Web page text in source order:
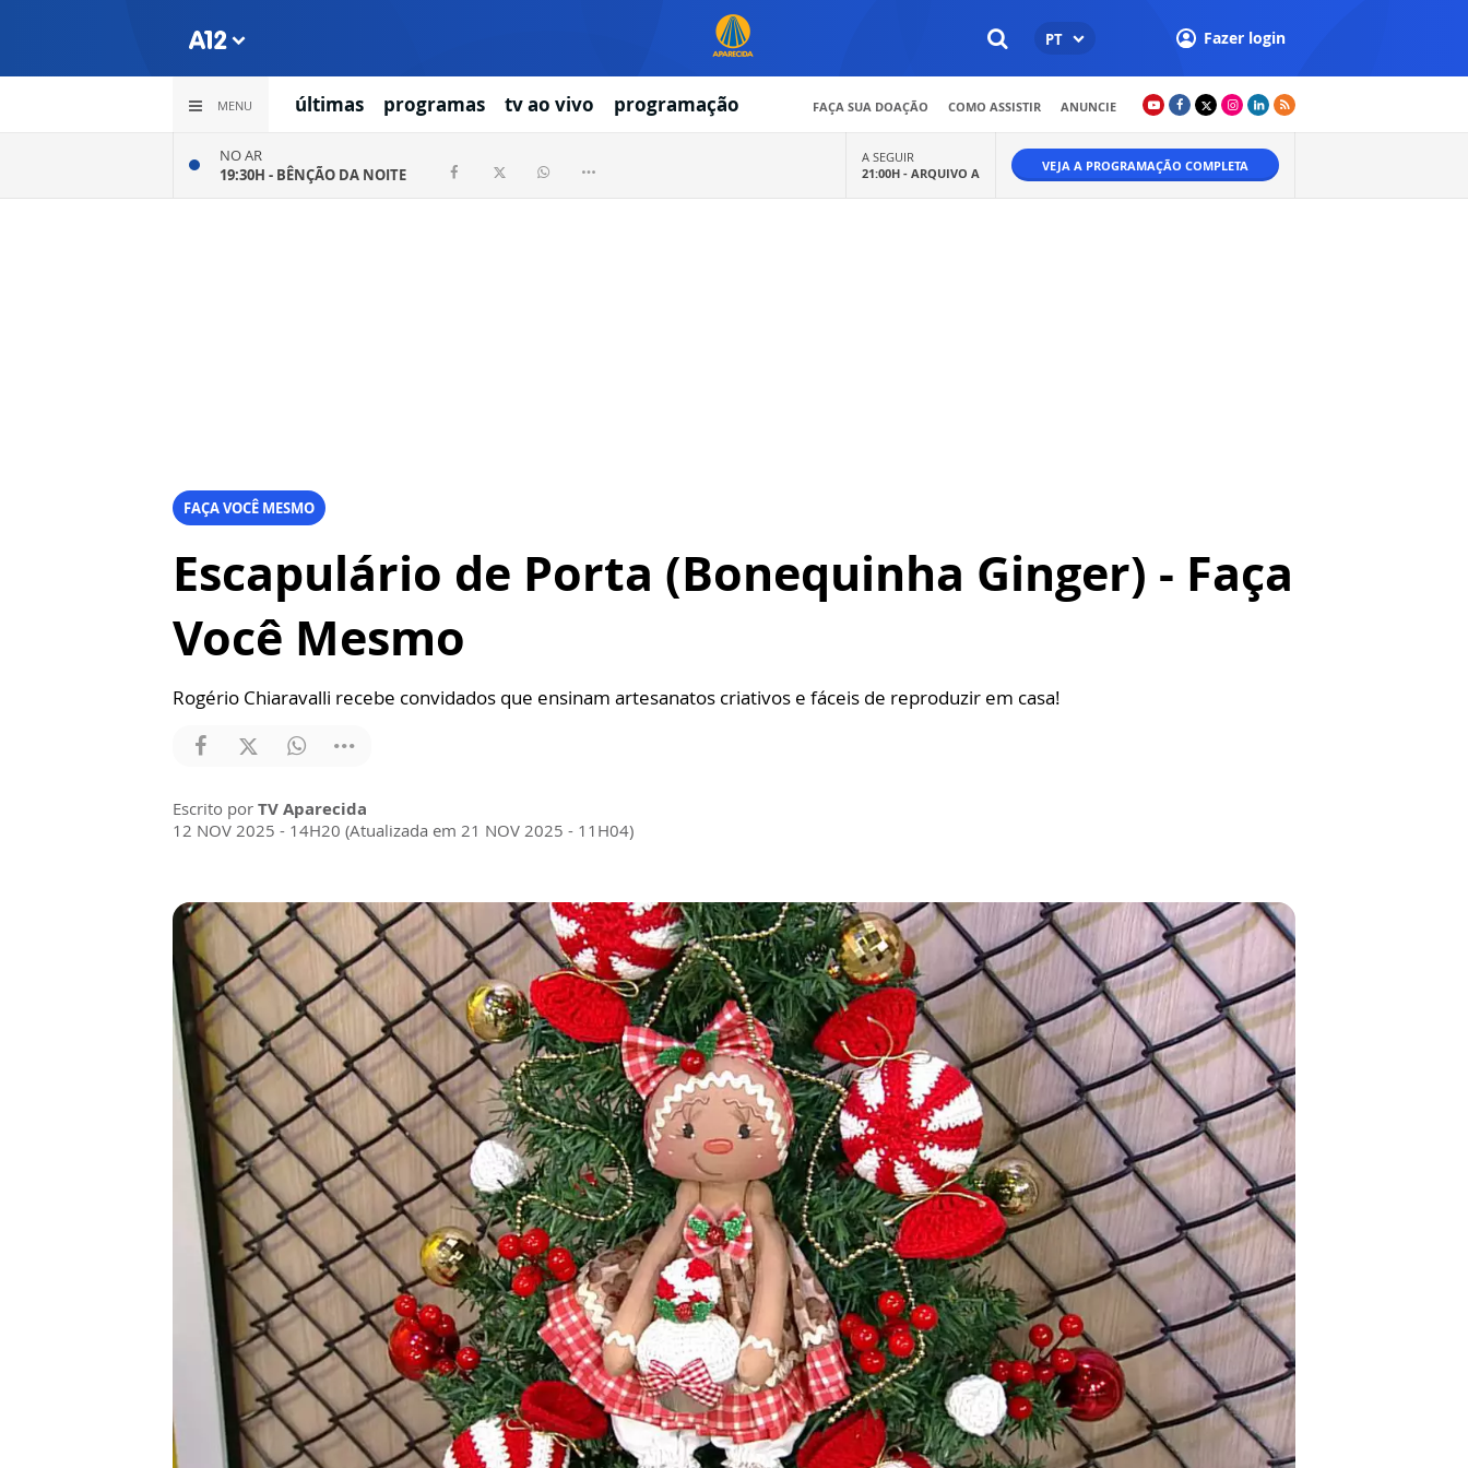
PT Fazer login
MENU últimas programas tv ao vivo programação FAÇA SUA DOAÇÃO COMO ASSISTIR ANUNCIE
NO AR
19:30H - BÊNÇÃO DA NOITE
A SEGUIR
21:00H - ARQUIVO A VEJA A PROGRAMAÇÃO COMPLETA
FAÇA VOCÊ MESMO
Escapulário de Porta (Bonequinha Ginger) - Faça
Você Mesmo
Rogério Chiaravalli recebe convidados que ensinam artesanatos criativos e fáceis de reproduzir em casa!
Escrito por TV Aparecida
12 NOV 2025 - 14H20 (Atualizada em 21 NOV 2025 - 11H04)